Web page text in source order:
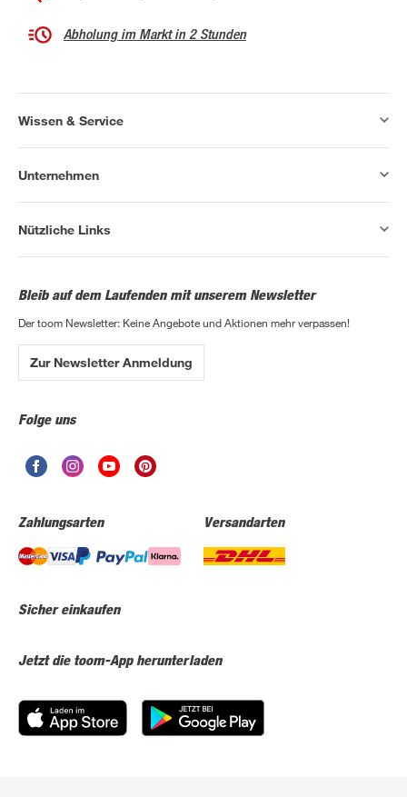
Abholung im Markt in 2 Stunden
Wissen & Service
Unternehmen
Nützliche Links
Bleib auf dem Laufenden mit unserem Newsletter
Der toom Newsletter: Keine Angebote und Aktionen mehr verpassen!
Zur Newsletter Anmeldung
Folge uns
Zahlungsarten Versandarten
Sicher einkaufen
Jetzt die toom-App herunterladen